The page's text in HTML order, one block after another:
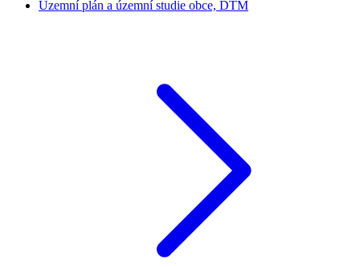
Územní plán a územní studie obce, DTM